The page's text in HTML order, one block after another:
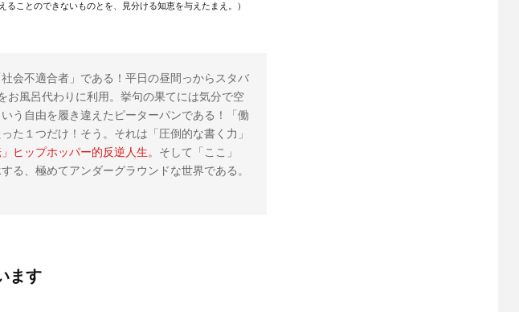
ことのできないものとを、見分ける知恵を与えたまえ。）
会不適合者」である！平日の昼間っからスタバ
お風呂代わりに利用。挙句の果てには気分で空
う自由を履き違えたピーターパンである！「働
た１つだけ！そう。それは「圧倒的な書く力」
ヒップホッパー的反逆人生。 そして「ここ」
る、極めてアンダーグラウンドな世界である。
ます